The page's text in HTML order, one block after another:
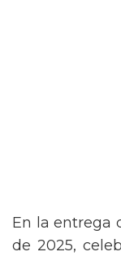
En la entrega
de 2025,